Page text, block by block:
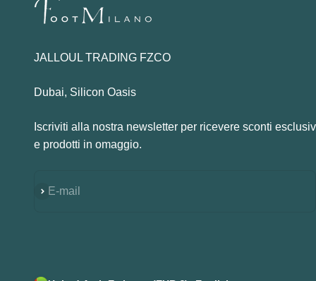
JALLOUL TRADING FZCO
Dubai, Silicon Oasis
Iscriviti alla nostra newsletter per ricevere sconti
e prodotti in omaggio.
E-mail
Subscribe